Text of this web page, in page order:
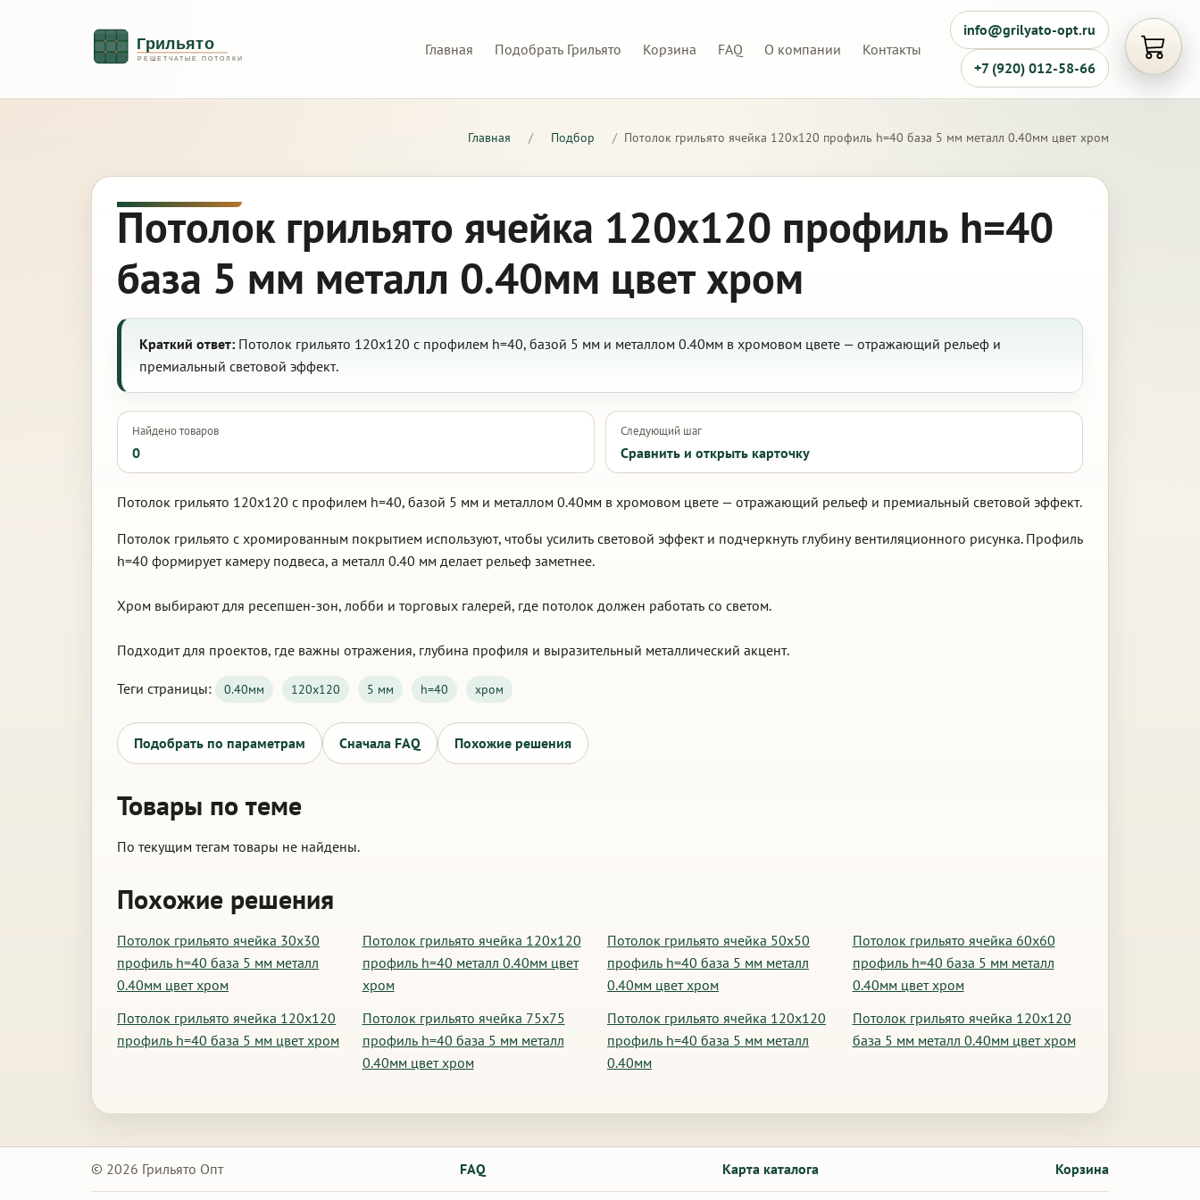
Главная Подобрать Грильято Корзина FAQ О компании Контакты
info@grilyato-opt.ru
+7 (920) 012-58-66
Главная / Подбор / Потолок грильято ячейка 120х120 профиль h=40 база 5 мм металл 0.40мм цвет хром
Потолок грильято ячейка 120х120 профиль h=40
база 5 мм металл 0.40мм цвет хром
Краткий ответ: Потолок грильято 120х120 с профилем h=40, базой 5 мм и металлом 0.40мм в хромовом цвете — отражающий рельеф и
премиальный световой эффект.
Найдено товаров
0
Следующий шаг
Сравнить и открыть карточку
Потолок грильято 120х120 с профилем h=40, базой 5 мм и металлом 0.40мм в хромовом цвете — отражающий рельеф и премиальный световой эффект.
Потолок грильято с хромированным покрытием используют, чтобы усилить световой эффект и подчеркнуть глубину вентиляционного рисунка. Профиль
h=40 формирует камеру подвеса, а металл 0.40 мм делает рельеф заметнее.
Хром выбирают для ресепшен-зон, лобби и торговых галерей, где потолок должен работать со светом.
Подходит для проектов, где важны отражения, глубина профиля и выразительный металлический акцент.
Теги страницы: 0.40мм 120х120 5 мм h=40 хром
Подобрать по параметрам Сначала FAQ Похожие решения
Товары по теме
По текущим тегам товары не найдены.
Похожие решения
Потолок грильято ячейка 30х30
профиль h=40 база 5 мм металл
0.40мм цвет хром
Потолок грильято ячейка 120х120
профиль h=40 металл 0.40мм цвет
хром
Потолок грильято ячейка 50х50
профиль h=40 база 5 мм металл
0.40мм цвет хром
Потолок грильято ячейка 60х60
профиль h=40 база 5 мм металл
0.40мм цвет хром
Потолок грильято ячейка 120х120
профиль h=40 база 5 мм цвет хром
Потолок грильято ячейка 75х75
профиль h=40 база 5 мм металл
0.40мм цвет хром
Потолок грильято ячейка 120х120
профиль h=40 база 5 мм металл
0.40мм
Потолок грильято ячейка 120х120
база 5 мм металл 0.40мм цвет хром
© 2026 Грильято Опт FAQ Карта каталога Корзина
Открыть